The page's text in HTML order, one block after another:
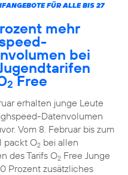
FÜR ALLE BIS 27
mehr
bei
2Free
erhalten junge Leute
Datenvolumen
Vom 8. Februar bis zum
packt O2bei allen
des Tarifs O2Free Junge
Prozent zusätzliches